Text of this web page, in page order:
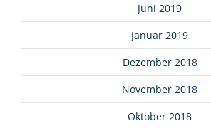
Juni 2019
Januar 2019
Dezember 2018
November 2018
Oktober 2018